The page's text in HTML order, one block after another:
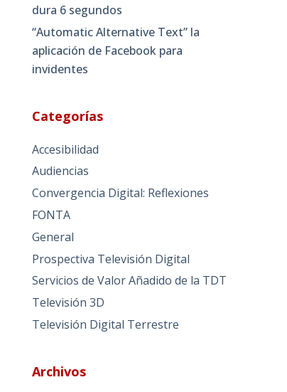
dura 6 segundos
“Automatic Alternative Text” la
aplicación de Facebook para
invidentes
Categorías
Accesibilidad
Audiencias
Convergencia Digital: Reflexiones
FONTA
General
Prospectiva Televisión Digital
Servicios de Valor Añadido de la TDT
Televisión 3D
Televisión Digital Terrestre
Archivos